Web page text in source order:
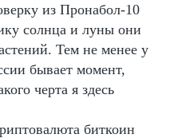
из Пронабол-10
солнца и луны они
Тем не менее у
бывает момент,
черта я здесь
биткоин